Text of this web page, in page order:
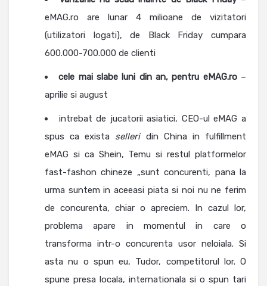
eMAG.ro are lunar 4 milioane de vizitatori
(utilizatori logati), de Black Friday cumpara
600.000-700.000 de clienti
cele mai slabe luni din an, pentru eMAG.ro–
aprilie si august
intrebat de jucatorii asiatici, CEO-ul eMAG a
spus ca exista selleridin China in fulfillment
eMAG si ca Shein, Temu si restul platformelor
fast-fashon chineze „sunt concurenti, pana la
urma suntem in aceeasi piata si noi nu ne ferim
de concurenta, chiar o apreciem. In cazul lor,
problema apare in momentul in care o
transforma intr-o concurenta usor neloiala. Si
asta nu o spun eu, Tudor, competitorul lor. O
spune presa locala, internationala si o spun tari